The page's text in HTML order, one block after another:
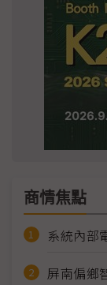
商情焦點
系統內部
屏南偏鄉